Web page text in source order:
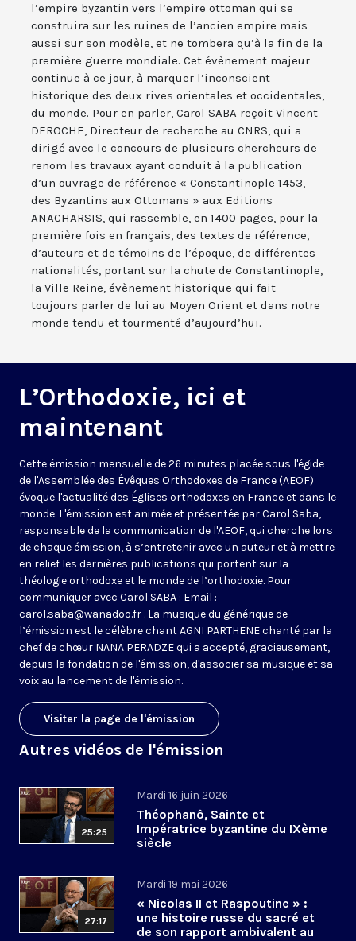
l’empire byzantin vers l’empire ottoman qui se
construira sur les ruines de l’ancien empire mais
aussi sur son modèle, et ne tombera qu’à la fin de la
première guerre mondiale. Cet évènement majeur
continue à ce jour, à marquer l’inconscient
historique des deux rives orientales et occidentales,
du monde. Pour en parler, Carol SABA reçoit Vincent
DEROCHE, Directeur de recherche au CNRS, qui a
dirigé avec le concours de plusieurs chercheurs de
renom les travaux ayant conduit à la publication
d’un ouvrage de référence « Constantinople 1453,
des Byzantins aux Ottomans » aux Editions
ANACHARSIS, qui rassemble, en 1400 pages, pour la
première fois en français, des textes de référence,
d’auteurs et de témoins de l’époque, de différentes
nationalités, portant sur la chute de Constantinople,
la Ville Reine, évènement historique qui fait
toujours parler de lui au Moyen Orient et dans notre
monde tendu et tourmenté d’aujourd’hui.
L’Orthodoxie, ici et
maintenant
Cette émission mensuelle de 26 minutes placée sous l'égide
de l'Assemblée des Évêques Orthodoxes de France (AEOF)
évoque l'actualité des Églises orthodoxes en France et dans le
monde. L'émission est animée et présentée par Carol Saba,
responsable de la communication de l'AEOF, qui cherche lors
de chaque émission, à s’entretenir avec un auteur et à mettre
en relief les dernières publications qui portent sur la
théologie orthodoxe et le monde de l’orthodoxie. Pour
communiquer avec Carol SABA : Email :
carol.saba@wanadoo.fr . La musique du générique de
l’émission est le célèbre chant AGNI PARTHENE chanté par la
chef de chœur NANA PERADZE qui a accepté, gracieusement,
depuis la fondation de l'émission, d'associer sa musique et sa
voix au lancement de l'émission.
Visiter la page de l'émission
Autres vidéos de l'émission
25:25
Mardi 16 juin 2026
Théophanô, Sainte et
Impératrice byzantine du IXème
siècle
27:17
Mardi 19 mai 2026
« Nicolas II et Raspoutine » :
une histoire russe du sacré et
de son rapport ambivalent au